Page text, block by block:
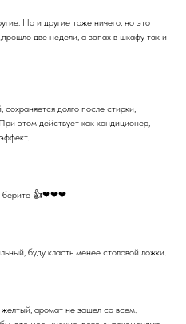
Но и другие тоже ничего, но этот
две недели, а запах в шкафу так и
долго после стирки,
этом действует как кондиционер,
берите 👍❤❤❤
буду класть менее столовой ложки.
аромат не зашел со всем.